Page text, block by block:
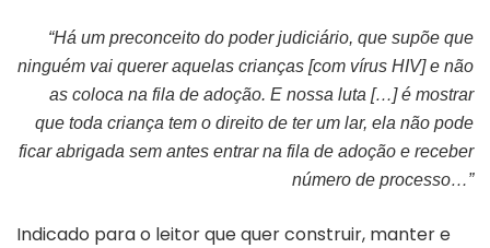
“Há um preconceito do poder judiciário, que supõe que
ninguém vai querer aquelas crianças [com vírus HIV] e não
as coloca na fila de adoção. E nossa luta […] é mostrar
que toda criança tem o direito de ter um lar, ela não pode
ficar abrigada sem antes entrar na fila de ado­ção e receber
número de processo…”
Indicado para o leitor que quer construir, manter e